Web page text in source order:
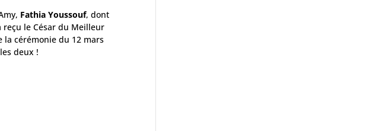
Fathia Youssouf, dont
reçu le César du Meilleur
cérémonie du 12 mars
deux !